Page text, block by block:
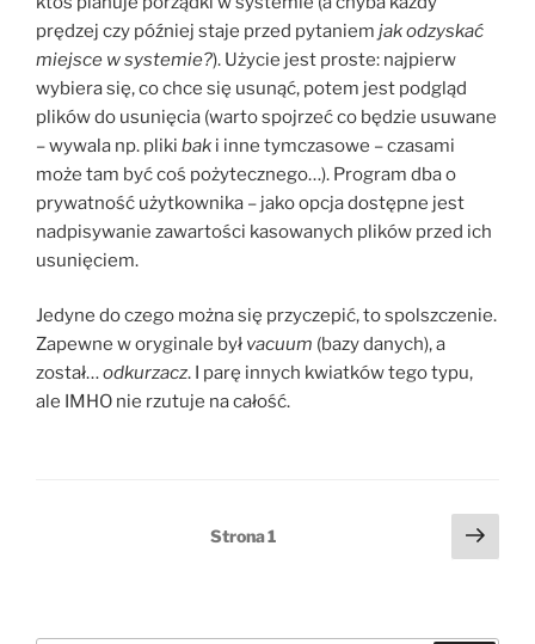
prędzej czy później staje przed pytaniem jak odzyskać
miejsce w systemie?). Użycie jest proste: najpierw
wybiera się, co chce się usunąć, potem jest podgląd
plików do usunięcia (warto spojrzeć co będzie usuwane
– wywala np. pliki bak i inne tymczasowe – czasami
może tam być coś pożytecznego…). Program dba o
prywatność użytkownika – jako opcja dostępne jest
nadpisywanie zawartości kasowanych plików przed ich
usunięciem.
Jedyne do czego można się przyczepić, to spolszczenie.
Zapewne w oryginale był vacuum (bazy danych), a
został…odkurzacz. I parę innych kwiatków tego typu,
ale IMHO nie rzutuje na całość.
Strona1